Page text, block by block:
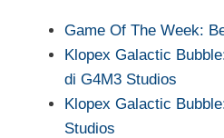
Game Of The Week:
Klopex Galactic
di G4M3 Studios
Klopex Galactic
Studios